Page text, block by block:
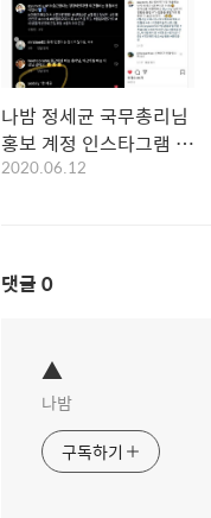
나밤 정세균 국무총리님
홍보 계정 인스타그램 등
장~
2020.06.12
댓글 0
▲
나밤
구독하기